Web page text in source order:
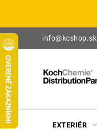
obsah
info@kcshop.sk
EXTERIÉR